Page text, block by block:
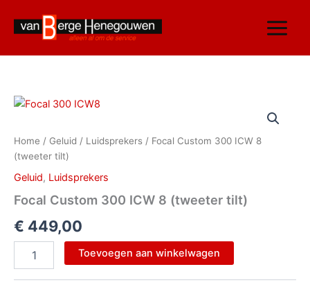
inhoud
Home / Geluid / Luidsprekers / Focal Custom 300 ICW 8
(tweeter tilt)
Geluid, Luidsprekers
Focal Custom 300 ICW 8 (tweeter tilt)
€ 449,00
Focal
ICW
8
(tweeter
tilt)
aantal
Toevoegen aan winkelwagen